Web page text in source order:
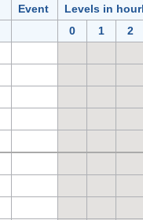
Event
Levels in
0
1
2